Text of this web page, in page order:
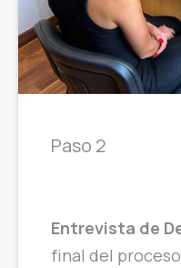
Paso 2
Entrevista de
final del